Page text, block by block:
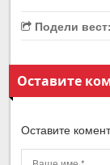
Подели вест:
Оставите
Оставите